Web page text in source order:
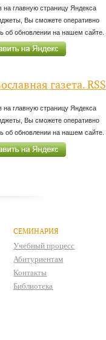
на главную страницу Яндекса
Вы сможете оперативно
об обновлении на нашем сайте.
газета. RSS
на главную страницу Яндекса
Вы сможете оперативно
об обновлении на нашем сайте.
СЕМИНАРИЯ
Учебный процесс
Абитуриентам
Контакты
Библиотека